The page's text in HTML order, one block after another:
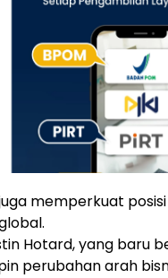
memperkuat
Hotard, yang baru
perubahan arah